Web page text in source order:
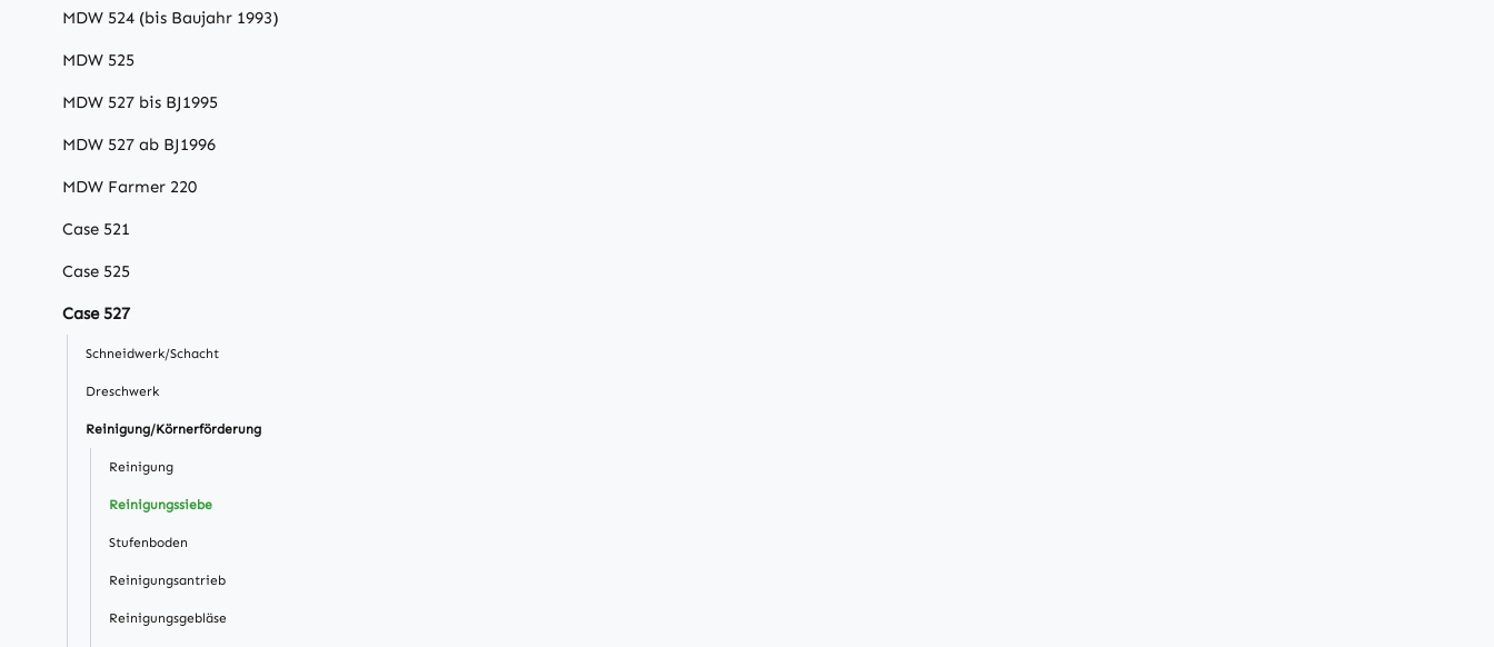
MDW 524 (bis Baujahr 1993)
MDW 525
MDW 527 bis BJ1995
MDW 527 ab BJ1996
MDW Farmer 220
Case 521
Case 525
Case 527
Schneidwerk/Schacht
Dreschwerk
Reinigung/Körnerförderung
Reinigung
Reinigungssiebe
Stufenboden
Reinigungsantrieb
Reinigungsgebläse